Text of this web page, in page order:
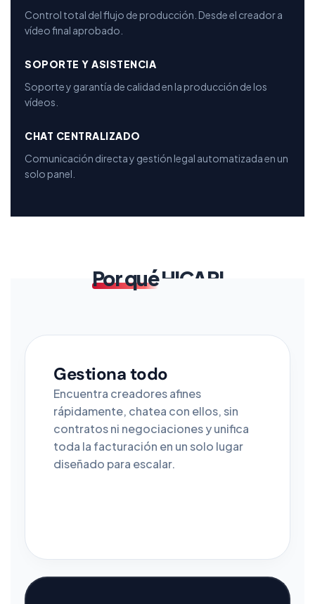
Control total del flujo de producción. Desde el creador a
vídeo final aprobado.
SOPORTE Y ASISTENCIA
Soporte y garantía de calidad en la producción de los
vídeos.
CHAT CENTRALIZADO
Comunicación directa y gestión legal automatizada en un
solo panel.
Por quéHICARI
Gestiona todo
Encuentra creadores afines
rápidamente, chatea con ellos, sin
contratos ni negociaciones y unifica
toda la facturación en un solo lugar
diseñado para escalar.